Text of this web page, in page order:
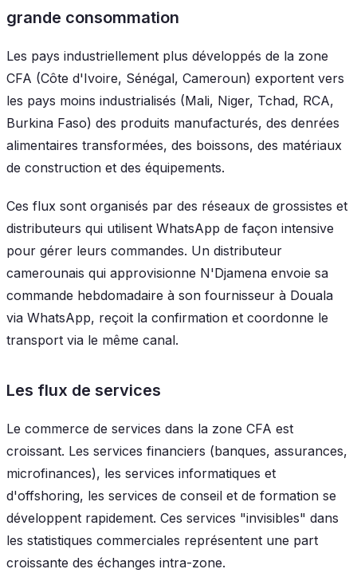
grande consommation
Les pays industriellement plus développés de la zone
CFA (Côte d'Ivoire, Sénégal, Cameroun) exportent vers
les pays moins industrialisés (Mali, Niger, Tchad, RCA,
Burkina Faso) des produits manufacturés, des denrées
alimentaires transformées, des boissons, des matériaux
de construction et des équipements.
Ces flux sont organisés par des réseaux de grossistes et
distributeurs qui utilisent WhatsApp de façon intensive
pour gérer leurs commandes. Un distributeur
camerounais qui approvisionne N'Djamena envoie sa
commande hebdomadaire à son fournisseur à Douala
via WhatsApp, reçoit la confirmation et coordonne le
transport via le même canal.
Les flux de services
Le commerce de services dans la zone CFA est
croissant. Les services financiers (banques, assurances,
microfinances), les services informatiques et
d'offshoring, les services de conseil et de formation se
développent rapidement. Ces services "invisibles" dans
les statistiques commerciales représentent une part
croissante des échanges intra-zone.